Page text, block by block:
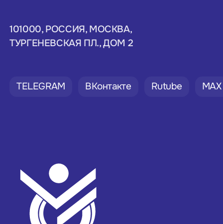
101000, РОССИЯ, МОСКВА,
ТУРГЕНЕВСКАЯ ПЛ., ДОМ 2
TELEGRAM ВКонтакте Rutube MAX